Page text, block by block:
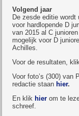
Volgend jaar
De zesde editie
voor hardlopende D
van 2015 al C
mogelijk voor D
Achilles.
Voor de resultaten,
Voor foto’s (300) van
redactie staan hier.
En klik hier om te
schreef.